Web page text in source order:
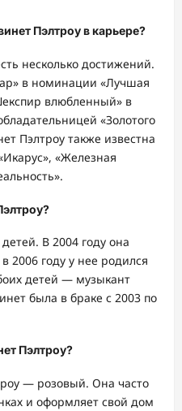
Пэлтроу в карьере?
несколько достижений.
в номинации «Лучшая
влюбленный» в
«Золотого
Пэлтроу также известна
«Железная
В 2004 году она
2006 году у нее родился
детей — музыкант
была в браке с 2003 по
Пэлтроу?
— розовый. Она часто
и оформляет свой дом